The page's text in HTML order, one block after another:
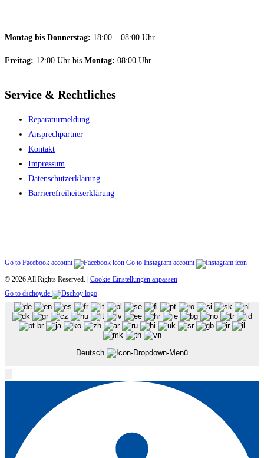
Montag bis Donnerstag: 18:00 – 08:00 Uhr
Freitag: 12:00 Uhr bis Montag: 08:00 Uhr
Service & Rechtliches
Reparaturmeldung
Ansprechpartner
Kontakt
Impressum
Datenschutzerklärung
Barriere­freiheitserklärung
Go to Facebook account
Go to Instagram account
© 2026 All Rights Reserved. | Cookie-Einstellungen anpassen
Go to dschoy.de
Deutsch